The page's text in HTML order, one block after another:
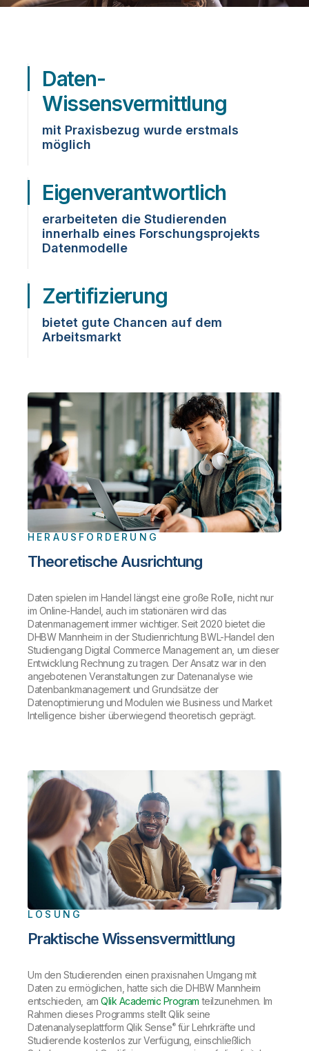
Daten-
Wissensvermittlung
mit Praxisbezug wurde erstmals
möglich
Eigenverantwortlich
erarbeiteten die Studierenden
innerhalb eines Forschungsprojekts
Datenmodelle
Zertifizierung
bietet gute Chancen auf dem
Arbeitsmarkt
HERAUSFORDERUNG
Theoretische Ausrichtung
Daten spielen im Handel längst eine große Rolle, nicht nur
im Online-Handel, auch im stationären wird das
Datenmanagement immer wichtiger. Seit 2020 bietet die
DHBW Mannheim in der Studienrichtung BWL-Handel den
Studiengang Digital Commerce Management an, um dieser
Entwicklung Rechnung zu tragen. Der Ansatz war in den
angebotenen Veranstaltungen zur Datenanalyse wie
Datenbankmanagement und Grundsätze der
Datenoptimierung und Modulen wie Business und Market
Intelligence bisher überwiegend theoretisch geprägt.
LÖSUNG
Praktische Wissensvermittlung
Um den Studierenden einen praxisnahen Umgang mit
Daten zu ermöglichen, hatte sich die DHBW Mannheim
entschieden, amQlik Academic Program teilzunehmen. Im
Rahmen dieses Programms stellt Qlik seine
Datenanalyseplattform Qlik Sense®für Lehrkräfte und
Studierende kostenlos zur Verfügung, einschließlich